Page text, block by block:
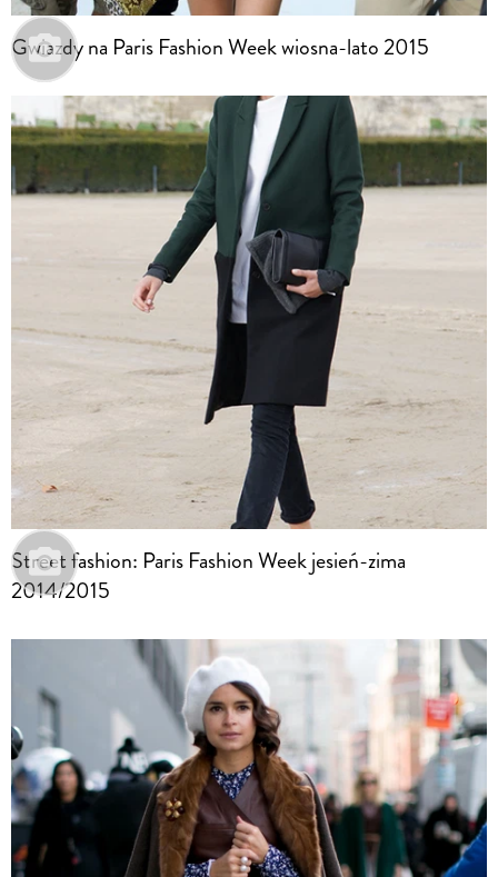
Gwiazdy na Paris Fashion Week wiosna-lato 2015
Street fashion: Paris Fashion Week jesień-zima
2014/2015